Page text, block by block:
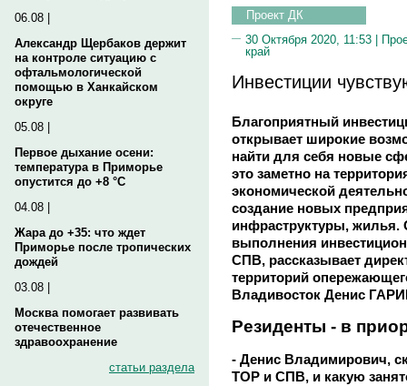
06.08 |
Александр Щербаков держит
на контроле ситуацию с
офтальмологической
помощью в Ханкайском
округе
05.08 |
Первое дыхание осени:
температура в Приморье
опустится до +8 °C
04.08 |
Жара до +35: что ждет
Приморье после тропических
дождей
03.08 |
Москва помогает развивать
отечественное
здравоохранение
статьи раздела
Проект ДК
30 Октября 2020, 11:53 |
край
Инвестиции
Благоприятный
открывает широкие
найти для себя новые
это заметно на
экономической
создание новых
инфраструктуры, жилья.
выполнения
СПВ, рассказывает
территорий
Владивосток Денис
Резиденты - в
- Денис Владимирович,
ТОР и СПВ, и какую